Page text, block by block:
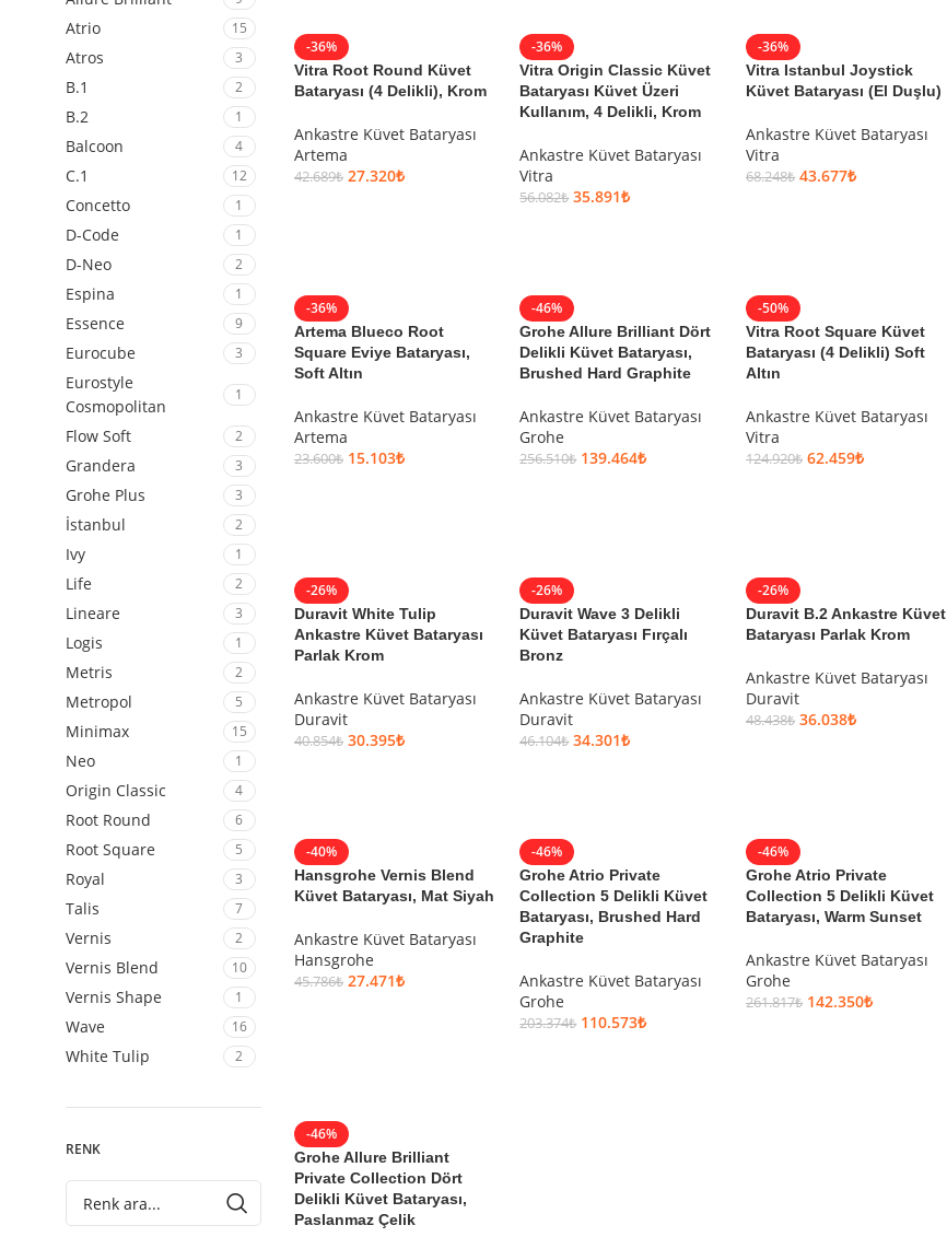
Atrio 15
Atros 3
B.1 2
B.2 1
Balcoon 4
C.1 12
Concetto 1
D-Code 1
D-Neo 2
Espina 1
Essence 9
Eurocube 3
Eurostyle
Cosmopolitan
1
Flow Soft 2
Grandera 3
Grohe Plus 3
İstanbul 2
Ivy 1
Life 2
Lineare 3
Logis 1
Metris 2
Metropol 5
Minimax 15
Neo 1
Origin Classic 4
Root Round 6
Root Square 5
Royal 3
Talis 7
Vernis 2
Vernis Blend 10
Vernis Shape 1
Wave 16
White Tulip 2
RENK
-36%
Vitra Root Round Küvet
Bataryası (4 Delikli), Krom
Ankastre Küvet Bataryası
Artema
42.689₺ 27.320₺
-36%
Vitra Origin Classic Küvet
Bataryası Küvet Üzeri
Kullanım, 4 Delikli, Krom
Ankastre Küvet Bataryası
Vitra
56.082₺ 35.891₺
-36%
Vitra Istanbul Joystick
Küvet Bataryası (El Duşlu)
Ankastre Küvet Bataryası
Vitra
68.248₺ 43.677₺
-36%
Artema Blueco Root
Square Eviye Bataryası,
Soft Altın
Ankastre Küvet Bataryası
Artema
23.600₺ 15.103₺
-46%
Grohe Allure Brilliant Dört
Delikli Küvet Bataryası,
Brushed Hard Graphite
Ankastre Küvet Bataryası
Grohe
256.510₺ 139.464₺
-50%
Vitra Root Square Küvet
Bataryası (4 Delikli) Soft
Altın
Ankastre Küvet Bataryası
Vitra
124.920₺ 62.459₺
-26%
Duravit White Tulip
Ankastre Küvet Bataryası
Parlak Krom
Ankastre Küvet Bataryası
Duravit
40.854₺ 30.395₺
-26%
Duravit Wave 3 Delikli
Küvet Bataryası Fırçalı
Bronz
Ankastre Küvet Bataryası
Duravit
46.104₺ 34.301₺
-26%
Duravit B.2 Ankastre Küvet
Bataryası Parlak Krom
Ankastre Küvet Bataryası
Duravit
48.438₺ 36.038₺
-40%
Hansgrohe Vernis Blend
Küvet Bataryası, Mat Siyah
Ankastre Küvet Bataryası
Hansgrohe
45.786₺ 27.471₺
-46%
Grohe Atrio Private
Collection 5 Delikli Küvet
Bataryası, Brushed Hard
Graphite
Ankastre Küvet Bataryası
Grohe
203.374₺ 110.573₺
-46%
Grohe Atrio Private
Collection 5 Delikli Küvet
Bataryası, Warm Sunset
Ankastre Küvet Bataryası
Grohe
261.817₺ 142.350₺
-46%
Grohe Allure Brilliant
Private Collection Dört
Delikli Küvet Bataryası,
Paslanmaz Çelik